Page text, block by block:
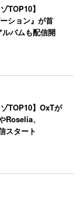
TOP10】
ション』が首
バムも配信開
TOP10】OxTが
Roselia、
スタート